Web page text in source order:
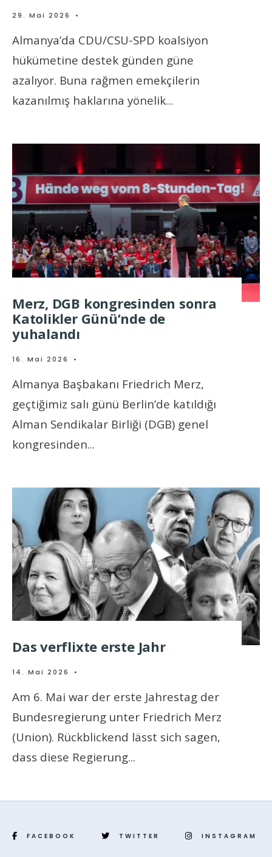
29. Mai 2026 •
Almanya’da CDU/CSU-SPD koalsiyon
hükümetine destek günden güne
azalıyor. Buna rağmen emekçilerin
kazanılmış haklarına yönelik...
Merz, DGB kongresinden sonra
Katolikler Günü’nde de
yuhalandı
16. Mai 2026 •
Almanya Başbakanı Friedrich Merz,
geçtiğimiz salı günü Berlin’de katıldığı
Alman Sendikalar Birliği (DGB) genel
kongresinden...
Das verflixte erste Jahr
14. Mai 2026 •
Am 6. Mai war der erste Jahrestag der
Bundesregierung unter Friedrich Merz
(Union). Rückblickend lässt sich sagen,
dass diese Regierung...
FACEBOOK TWITTER INSTAGRAM